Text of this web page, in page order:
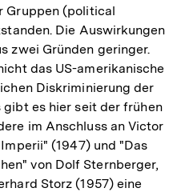
Gruppen (political
Die Auswirkungen
zwei Gründen geringer.
das US-amerikanische
Diskriminierung der
es hier seit der frühen
im Anschluss an Victor
(1947) und "Das
von Dolf Sternberger,
Storz (1957) eine